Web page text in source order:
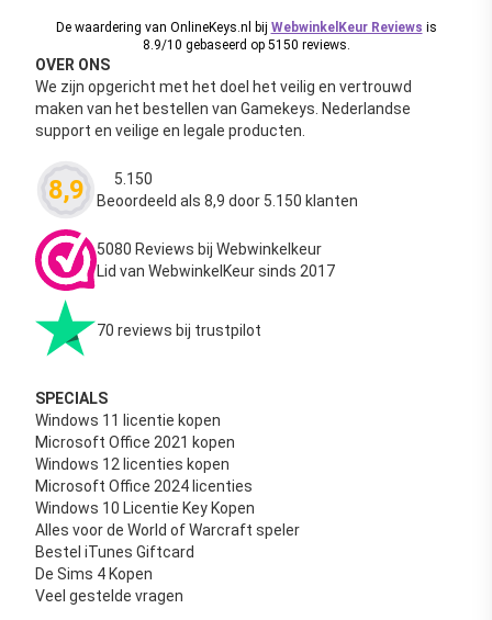
De waardering van OnlineKeys.nl bij WebwinkelKeur Reviews is
8.9/10 gebaseerd op 5150 reviews.
OVER ONS
We zijn opgericht met het doel het veilig en vertrouwd
maken van het bestellen van Gamekeys. Nederlandse
support en veilige en legale producten.
8,9 Waardering
5.150
Beoordeeld als 8,9 door 5.150 klanten
5080 Reviews bij Webwinkelkeur
Lid van WebwinkelKeur sinds 2017
70 reviews bij trustpilot
SPECIALS
Windows 11 licentie kopen
Microsoft Office 2021 kopen
Windows 12 licenties kopen
Microsoft Office 2024 licenties
Windows 10 Licentie Key Kopen
Alles voor de World of Warcraft speler
Bestel iTunes Giftcard
De Sims 4 Kopen
Veel gestelde vragen